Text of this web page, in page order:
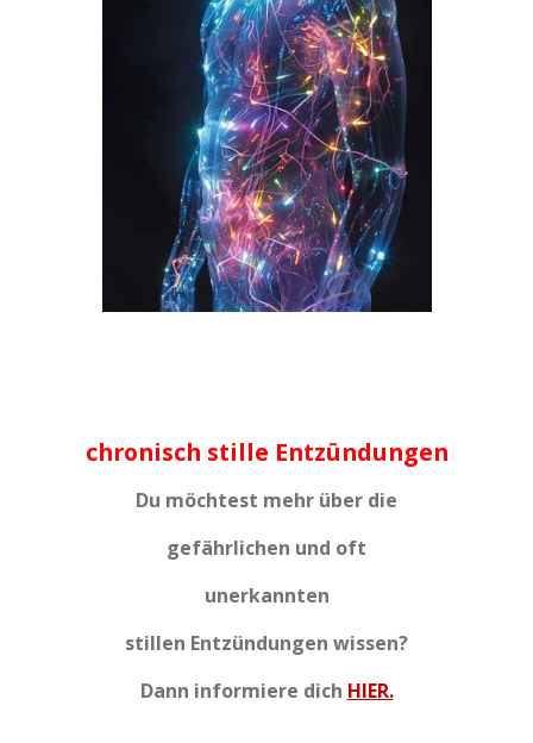
chronisch stille Entzündungen
Du möchtest mehr über die
gefährlichen und oft
unerkannten
stillen Entzündungen wissen?
Dann informiere dich HIER.